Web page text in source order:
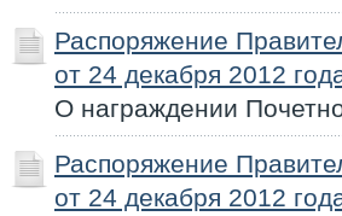
Распоряжение
от 24 декабря 2012
О награждении
Распоряжение
от 24 декабря 2012